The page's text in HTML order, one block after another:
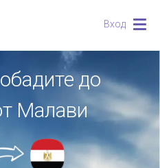
Вход
до
Малави